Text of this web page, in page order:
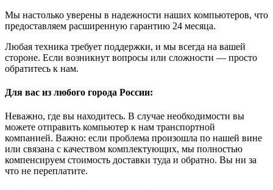
Мы настолько уверены в надежности наших компьютеров, что
предоставляем расширенную гарантию 24 месяца.
Любая техника требует поддержки, и мы всегда на вашей
стороне. Если возникнут вопросы или сложности — просто
обратитесь к нам.
Для вас из любого города России:
Неважно, где вы находитесь. В случае необходимости вы
можете отправить компьютер к нам транспортной
компанией. Важно: если проблема произошла по нашей вине
или связана с качеством комплектующих, мы полностью
компенсируем стоимость доставки туда и обратно. Вы ни за
что не переплатите.